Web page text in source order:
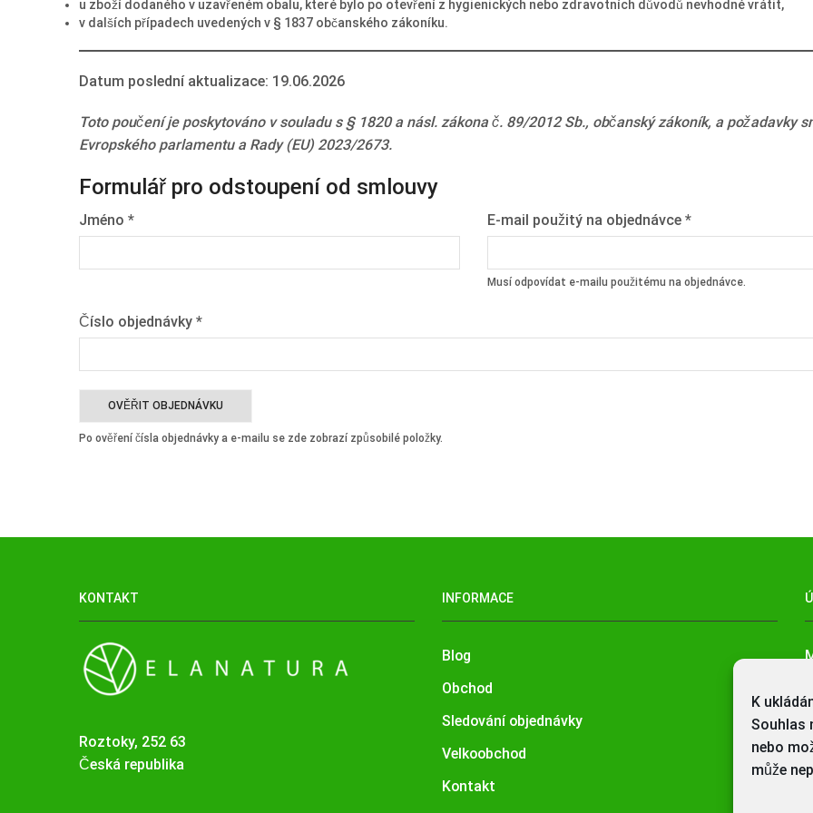
K
Souhlas
nebo
může
u zboží dodaného v uzavřeném obalu, které bylo po otevření z hygienických nebo zdravotních důvodů nevhodné vrátit,
v dalších případech uvedených v § 1837 občanského zákoníku.
Datum poslední aktualizace: 19.06.2026
Toto poučení je poskytováno v souladu s § 1820 a násl. zákona č. 89/2012 Sb., občanský zákoník, a požadavky
Evropského parlamentu a Rady (EU) 2023/2673.
Formulář pro odstoupení od smlouvy
Jméno * E-mail použitý na objednávce *
Musí odpovídat e-mailu použitému na objednávce.
Číslo objednávky *
OVĚŘIT OBJEDNÁVKU
Po ověření čísla objednávky a e-mailu se zde zobrazí způsobilé položky.
KONTAKT
Roztoky, 252 63
Česká republika
INFORMACE
Blog
Obchod
Sledování objednávky
Velkoobchod
Kontakt